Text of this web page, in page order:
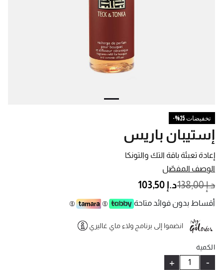
تخفيضات 25%-
إعادة تعبئة باقة التك والتونكا
إستيبان باريس
الوصف المفصّل
PRICE REDUCED FROM
د.إ 138,00 TO
د.إ 103,50
أقساط بدون فوائد متاحة
انضموا إلى برنامج ولاء ماي غاليري
الكمية
-
+